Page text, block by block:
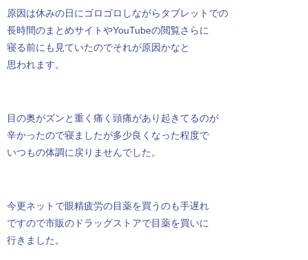
原因は休みの日にゴロゴロしながらタブレットでの
長時間のまとめサイトやYouTubeの閲覧さらに
寝る前にも見ていたのでそれが原因かなと
思われます。
目の奥がズンと重く痛く頭痛があり起きてるのが
辛かったので寝ましたが多少良くなった程度で
いつもの体調に戻りませんでした。
今更ネットで眼精疲労の目薬を買うのも手遅れ
ですので市販のドラッグストアで目薬を買いに
行きました。